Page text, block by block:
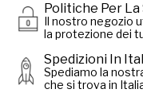
Politiche Per La
Il nostro negozio
la protezione dei
Spedizioni In
Spediamo la
che si trova in